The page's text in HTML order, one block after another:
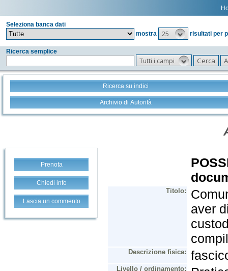
Seleziona banca dati
mostra
25 risultati per
Ricerca semplice
Tutti i campi
Ricerca su indici
Archivio di Autorità
Prenota
Chiedi info
Lascia un commento